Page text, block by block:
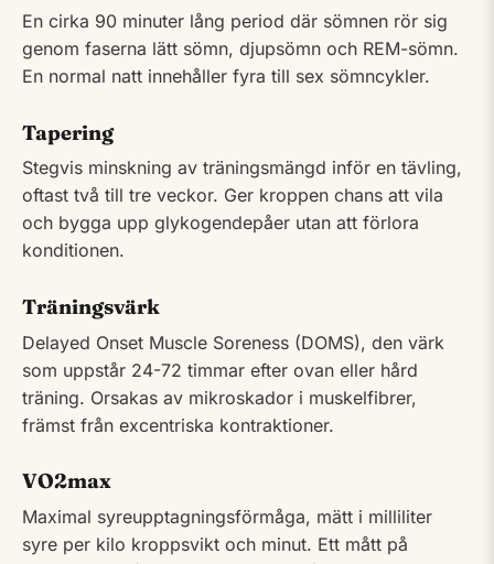
En cirka 90 minuter lång period där sömnen rör sig
genom faserna lätt sömn, djupsömn och REM-sömn.
En normal natt innehåller fyra till sex sömncykler.
Tapering
Stegvis minskning av träningsmängd inför en tävling,
oftast två till tre veckor. Ger kroppen chans att vila
och bygga upp glykogendepåer utan att förlora
konditionen.
Träningsvärk
Delayed Onset Muscle Soreness (DOMS), den värk
som uppstår 24-72 timmar efter ovan eller hård
träning. Orsakas av mikroskador i muskelfibrer,
främst från excentriska kontraktioner.
VO2max
Maximal syreupptagningsförmåga, mätt i milliliter
syre per kilo kroppsvikt och minut. Ett mått på